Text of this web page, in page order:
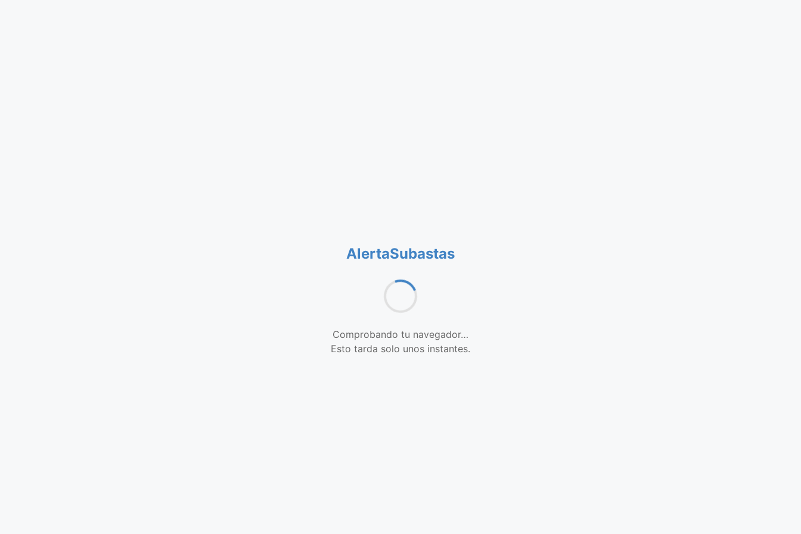
AlertaSubastas
Comprobando tu navegador…
Esto tarda solo unos instantes.